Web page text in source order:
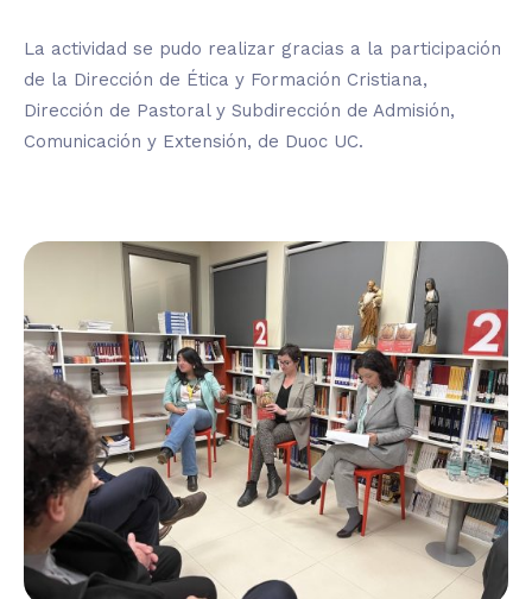
La actividad se pudo realizar gracias a la participación
de la Dirección de Ética y Formación Cristiana,
Dirección de Pastoral y Subdirección de Admisión,
Comunicación y Extensión, de Duoc UC.